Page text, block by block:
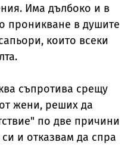
Има дълбоко и в
проникване в душите
които всеки
съпротива срещу
жени, реших да
по две причини
и отказвам да спра